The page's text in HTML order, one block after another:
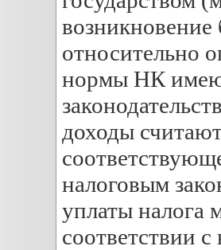
относительно
нормы НК
доходы
налоговым
уплаты налога
соответствии